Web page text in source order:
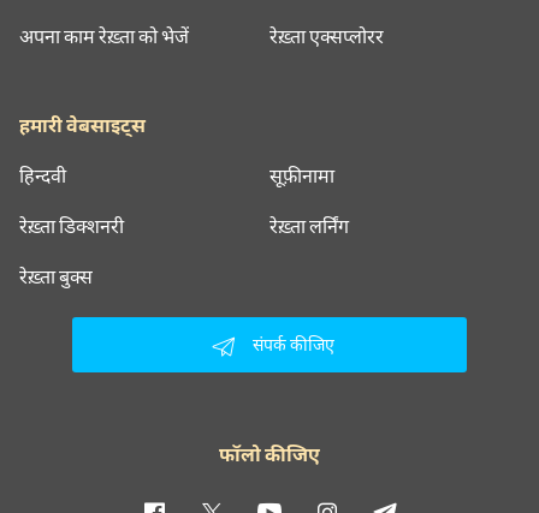
अपना काम रेख़्ता को भेजें रेख़्ता एक्सप्लोरर
हमारी वेबसाइट्स
हिन्दवी सूफ़ीनामा
रेख़्ता डिक्शनरी रेख़्ता लर्निंग
रेख़्ता बुक्स
संपर्क कीजिए
फॉलो कीजिए